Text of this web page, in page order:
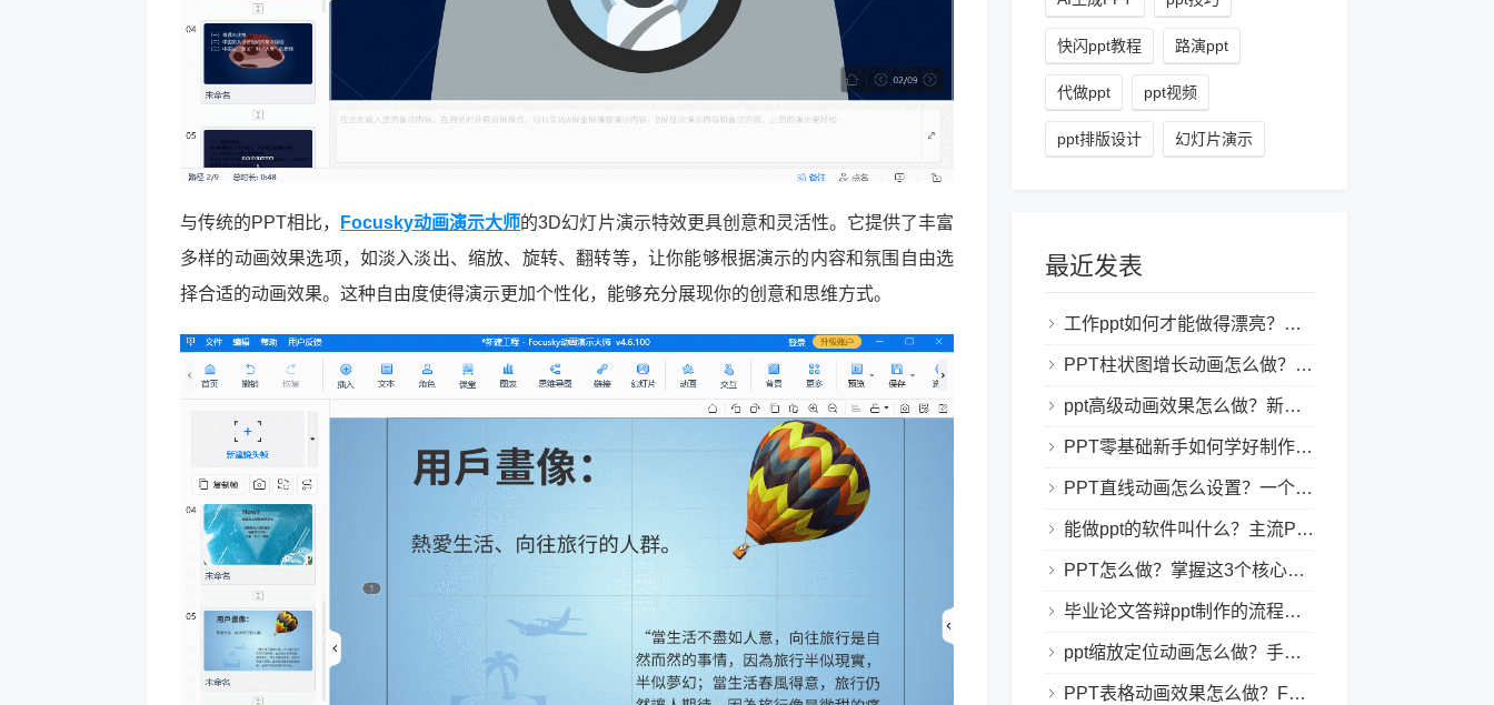
与传统的PPT相比， Focusky动画演示大师的3D幻灯片演示特效更具创意和灵活性。它提供了丰富
多样的动画效果选项，如淡入淡出、缩放、旋转、翻转等，让你能够根据演示的内容和氛围自由选
择合适的动画效果。这种自由度使得演示更加个性化，能够充分展现你的创意和思维方式。
快闪ppt教程 路演ppt
代做ppt ppt视频
ppt排版设计 幻灯片演示
最近发表
工作ppt如何才能做得漂亮？职场PPT美化与制作技巧
PPT柱状图增长动画怎么做？实用的ppt技巧分享给你！
ppt高级动画效果怎么做？新手也能学会的亮眼PPT动画指南
PPT零基础新手如何学好制作PPT？新手入门全攻略
PPT直线动画怎么设置？一个简单的设置技巧
能做ppt的软件叫什么？主流PPT制作软件盘点与选型指南
PPT怎么做？掌握这3个核心制作方法与技巧，新手也能变大神！
毕业论文答辩ppt制作的流程是怎样的？新手零门槛指南
ppt缩放定位动画怎么做？手把手教程，小白也能学会做动态PPT
PPT表格动画效果怎么做？Focusky让你的演示更独特！